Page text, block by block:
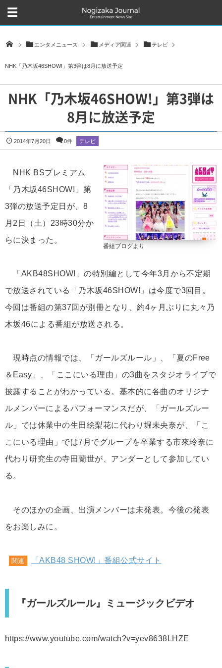
エンタメニュース メディア関連 テレビ
NHK「乃木坂46SHOW!」第3弾は8月に放送予定
NHK「乃木坂46SHOW!」第3弾は
8月に放送予定
2014年7月20日 0件 テレビ
番組ブログより
NHK BSプレミアム
「乃木坂46SHOW!」第
3弾の放送予定日が、8
月2日（土）23時30分か
らに決まった。
「AKB48SHOW!」の特別編として今年3月から不定期
で放送されている「乃木坂46SHOW!」は今度で3回目。
今回は番組の第37回が別冊となり、約4ヶ月ぶりに丸々乃
木坂46による番組が放送される。
現時点の情報では、「ガールズルール」、「夏のFree
＆Easy」、「ここにいる理由」の3曲をスタジオライブで
披露することがわかっている。基本的に各曲のオリジナ
ルメンバーによるパフォーマンスだが、「ガールズルー
ル」では休業中の生田絵梨花に代わり堀未央奈が、「こ
こにいる理由」では7月でグループを卒業する市來玲奈に
代わり研究生の寺田蘭世が、アンダーとして参加してい
る。
そのほかの企画、出演メンバーは未発表。今後の発表
をお楽しみに。
関連 「AKB48 SHOW!」番組公式サイト
『ガールズルール』ミュージックビデオ
https://www.youtube.com/watch?v=yev8638LHZE